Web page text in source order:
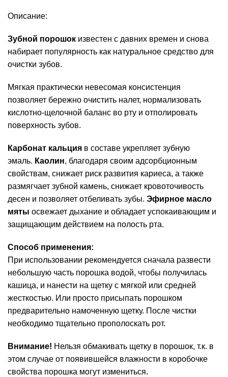
Описание:
Зубной порошок известен с давних времен и снова
набирает популярность как натуральное средство для
очистки зубов.
Мягкая практически невесомая консистенция
позволяет бережно очистить налет, нормализовать
кислотно-щелочной баланс во рту и отполировать
поверхность зубов.
Карбонат кальция в составе укрепляет зубную
эмаль. Каолин, благодаря своим адсорбционным
свойствам, снижает риск развития кариеса, а также
размягчает зубной камень, снижает кровоточивость
десен и позволяет отбеливать зубы. Эфирное масло
мяты освежает дыхание и обладает успокаивающим и
защищающим действием на полость рта.
Способ применения:
При использовании рекомендуется сначала развести
небольшую часть порошка водой, чтобы получилась
кашица, и нанести на щетку с мягкой или средней
жесткостью. Или просто присыпать порошком
предварительно намоченную щетку. После чистки
необходимо тщательно прополоскать рот.
Внимание! Нельзя обмакивать щетку в порошок, т.к. в
этом случае от появившейся влажности в коробочке
свойства порошка могут измениться.